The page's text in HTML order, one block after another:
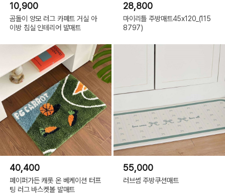
10,900
곰돌이 양모 러그 카페트 거실 아
이방 침실 인테리어 발매트
28,800
마이리틀 주방매트45x120_(115
8797)
40,400
페이퍼가든 캐롯 온 베케이션 터프
팅 러그 바스켓볼 발매트
55,000
러브썸 주방쿠션매트